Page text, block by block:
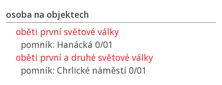
osoba na objektech
oběti první světové války
pomník: Hanácká 0/01
oběti první a druhé světové války
pomník: Chrlické náměstí 0/01